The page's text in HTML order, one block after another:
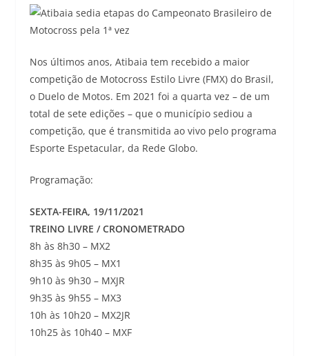
Nos últimos anos, Atibaia tem recebido a maior
competição de Motocross Estilo Livre (FMX) do Brasil,
o Duelo de Motos. Em 2021 foi a quarta vez – de um
total de sete edições – que o município sediou a
competição, que é transmitida ao vivo pelo programa
Esporte Espetacular, da Rede Globo.
Programação:
SEXTA-FEIRA, 19/11/2021
TREINO LIVRE / CRONOMETRADO
8h às 8h30 – MX2
8h35 às 9h05 – MX1
9h10 às 9h30 – MXJR
9h35 às 9h55 – MX3
10h às 10h20 – MX2JR
10h25 às 10h40 – MXF